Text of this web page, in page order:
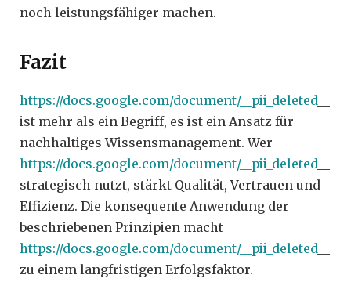
noch leistungsfähiger machen.
Fazit
https://docs.google.com/document/__pii_deleted
ist mehr als ein Begriff, es ist ein Ansatz für
nachhaltiges Wissensmanagement. Wer
https://docs.google.com/document/__pii_deleted
strategisch nutzt, stärkt Qualität, Vertrauen und
Effizienz. Die konsequente Anwendung der
beschriebenen Prinzipien macht
https://docs.google.com/document/__pii_deleted
zu einem langfristigen Erfolgsfaktor.